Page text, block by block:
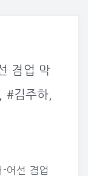
겸업 막
김주하,
어선 겸업